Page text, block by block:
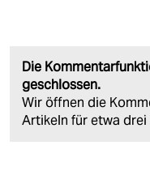
Die
geschlossen.
Wir öffnen die
Artikeln für etwa drei